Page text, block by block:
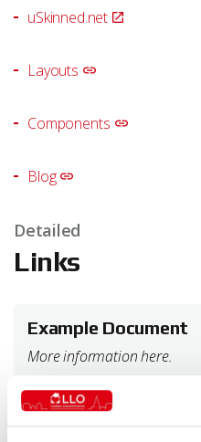
uSkinned.net
Layouts
Components
Blog
Detailed
Links
Example Document
More information here.
Download - Filstørrelse: 0KB